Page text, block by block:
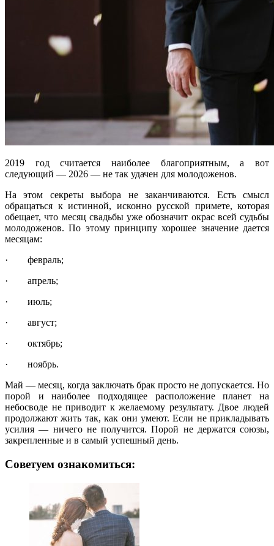
2019 год считается наиболее благоприятным, а вот
следующий — 2026 — не так удачен для молодоженов.
На этом секреты выбора не заканчиваются. Есть смысл
обращаться к истинной, исконно русской примете, которая
обещает, что месяц свадьбы уже обозначит окрас всей судьбы
молодоженов. По этому принципу хорошее значение дается
месяцам:
· февраль;
· апрель;
· июль;
· август;
· октябрь;
· ноябрь.
Май — месяц, когда заключать брак просто не допускается. Но
порой и наиболее подходящее расположение планет на
небосводе не приводит к желаемому результату. Двое людей
продолжают жить так, как они умеют. Если не прикладывать
усилия — ничего не получится. Порой не держатся союзы,
закрепленные и в самый успешный день.
Советуем ознакомиться: